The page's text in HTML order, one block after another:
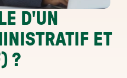
D'UN
ET
?